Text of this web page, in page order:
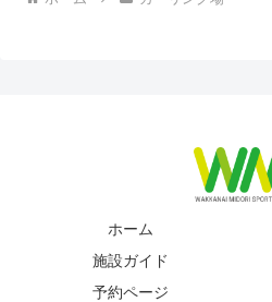
ホーム
施設ガイド
予約ページ